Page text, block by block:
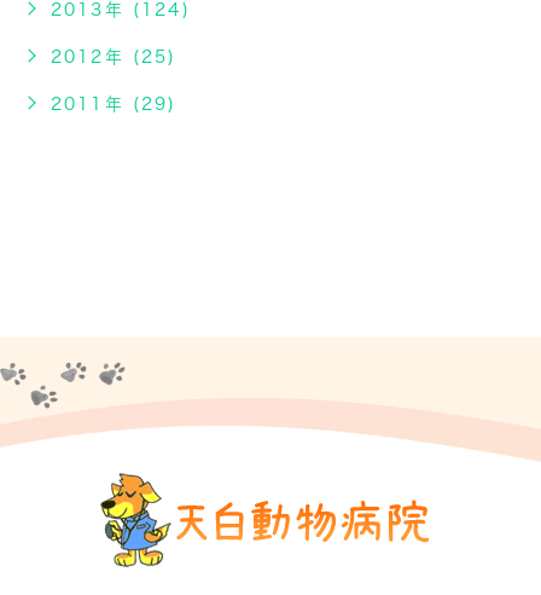
2013年 (124)
2012年 (25)
2011年 (29)